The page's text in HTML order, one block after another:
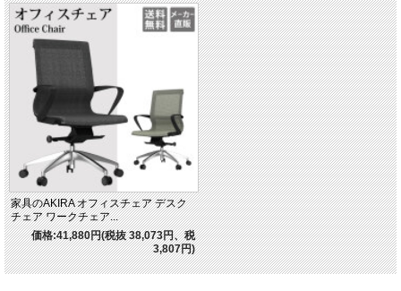
家具のAKIRA オフィスチェア デスク
チェア ワークチェア...
価格:41,880円(税抜 38,073円、税
3,807円)